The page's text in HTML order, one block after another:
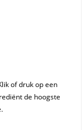
of druk op een
de hoogste